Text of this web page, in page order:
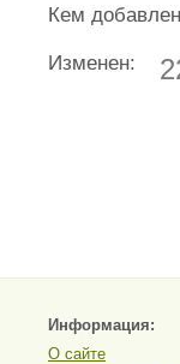
Кем
Изменен:
Информация:
О сайте